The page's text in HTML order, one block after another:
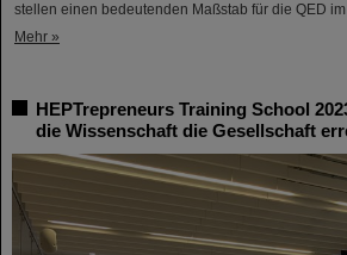
stellen einen bedeutenden Maßstab für die QED
Mehr »
HEPTrepreneurs Training School
die Wissenschaft die Gesellschaft